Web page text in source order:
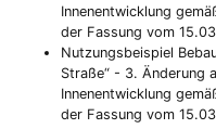
Innenentwicklung
der Fassung vom
Nutzungsbeispiel
Straße“ - 3. Änderung
Innenentwicklung
der Fassung vom